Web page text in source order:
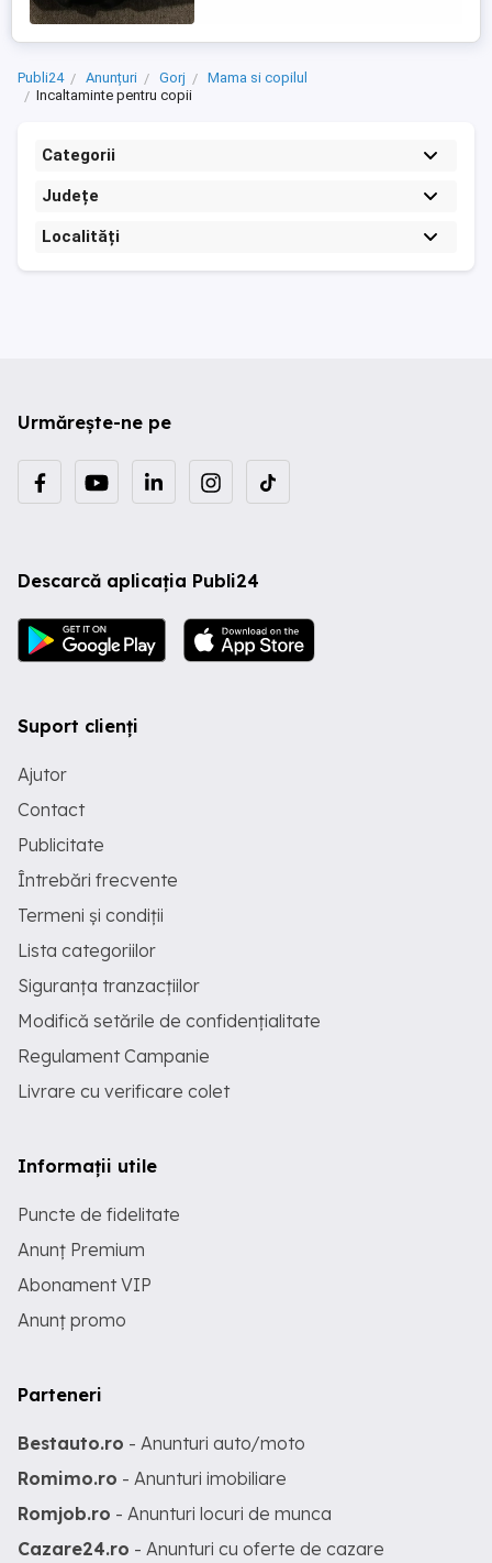
Publi24 Anunțuri Gorj
Mama si copilul
Incaltaminte pentru copii
Categorii
Județe
Localități
Urmărește-ne pe
Descarcă aplicația Publi24
Suport clienți
Ajutor
Contact
Publicitate
Întrebări frecvente
Termeni și condiții
Lista categoriilor
Siguranța tranzacțiilor
Modifică setările de confidențialitate
Regulament Campanie
Livrare cu verificare colet
Informații utile
Puncte de fidelitate
Anunț Premium
Abonament VIP
Anunț promo
Parteneri
Bestauto.ro - Anunturi auto/moto
Romimo.ro - Anunturi imobiliare
Romjob.ro - Anunturi locuri de munca
Cazare24.ro - Anunturi cu oferte de cazare